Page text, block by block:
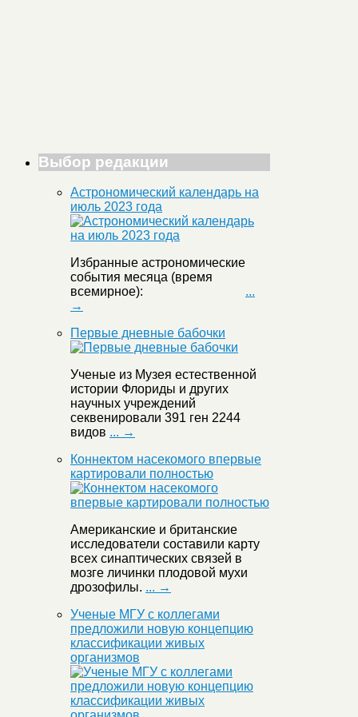
Выбор редакции
Астрономический календарь на
июль 2023 года
Избранные астрономические
события месяца (время
всемирное): ...
→
Первые дневные бабочки
Ученые из Музея естественной
истории Флориды и других
научных учреждений
секвенировали 391 ген 2244
видов ... →
Коннектом насекомого впервые
картировали полностью
Американские и британские
исследователи составили карту
всех синаптических связей в
мозге личинки плодовой мухи
дрозофилы. ... →
Ученые МГУ с коллегами
предложили новую концепцию
классификации живых
организмов